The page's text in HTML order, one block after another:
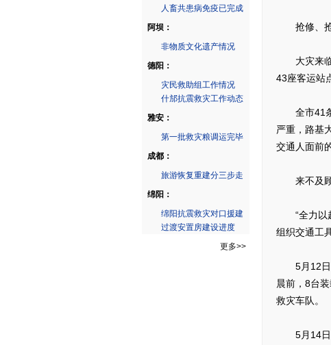
人畜共患病免疫已完成
阿坝：
非物质文化遗产情况
德阳：
灾民救助组工作情况
什邡抗震救灾工作动态
雅安：
第一批救灾粮调运完毕
成都：
旅游恢复重建分三步走
绵阳：
绵阳抗震救灾对口援建
过渡安置房建设进度
更多>>
抢修、抢
大灾来临
43座客运站
全市41条
严重，路基
交通人面前
来不及顾
“全力以赴
组织交通工
5月12日下
晨前，8台
救灾车队。
5月14日，